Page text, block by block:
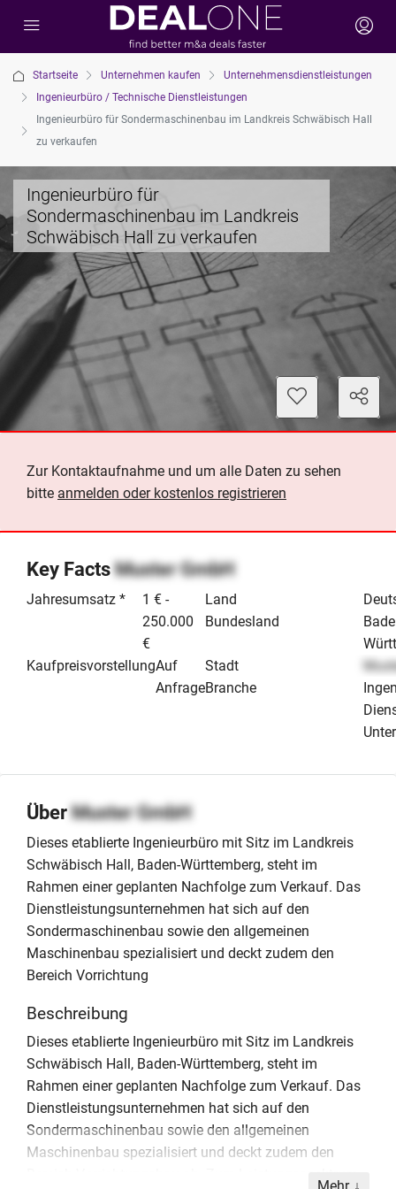
Startseite Unternehmen kaufen
Unternehmensdienstleistungen
Ingenieurbüro / Technische Dienstleistungen
Ingenieurbüro für Sondermaschinenbau im Landkreis Schwäbisch Hall
zu verkaufen
Ingenieurbüro für
Sondermaschinenbau im Landkreis
Schwäbisch Hall zu verkaufen
Zur Kontaktaufnahme und um alle Daten zu sehen
bitte anmelden oder kostenlos registrieren
Key FactsMuster GmbH
Jahresumsatz *
1 € -
250.000
€
KaufpreisvorstellungAuf
Anfrage
Land
Bundesland
Stadt
Branche
ÜberMuster GmbH
Dieses etablierte Ingenieurbüro mit Sitz im Landkreis
Schwäbisch Hall, Baden-Württemberg, steht im
Rahmen einer geplanten Nachfolge zum Verkauf. Das
Dienstleistungsunternehmen hat sich auf den
Sondermaschinenbau sowie den allgemeinen
Maschinenbau spezialisiert und deckt zudem den
Bereich Vorrichtung
Beschreibung
Dieses etablierte Ingenieurbüro mit Sitz im Landkreis
Schwäbisch Hall, Baden-Württemberg, steht im
Rahmen einer geplanten Nachfolge zum Verkauf. Das
Dienstleistungsunternehmen hat sich auf den
Sondermaschinenbau sowie den allgemeinen
Maschinenbau spezialisiert und deckt zudem den